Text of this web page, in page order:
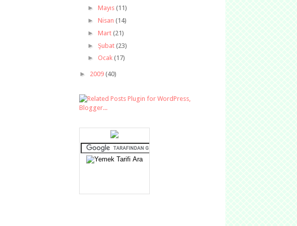
► Mayıs (11)
► Nisan (14)
► Mart (21)
► Şubat (23)
► Ocak (17)
► 2009 (40)